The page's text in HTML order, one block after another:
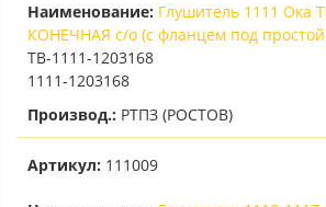
Наименование: Глушитель 1111 Ока
КОНЕЧНАЯ с/о (с фланцем под простой
ТВ-1111-1203168
1111-1203168
Производ.: РТПЗ (РОСТОВ)
Артикул: 111009